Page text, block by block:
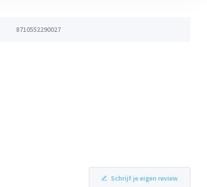
8710552290027
Schrijf je eigen review